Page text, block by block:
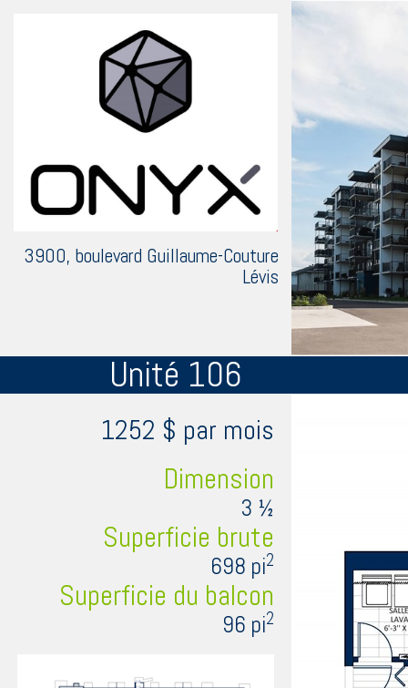
3900, boulevard Guillaume-Couture
Lévis
Unité 106
1252 $ par mois
Dimension
3 ½
Superficie brute
698 pi2
Superficie du balcon
96 pi2